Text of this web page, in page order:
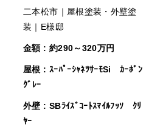
二本松市｜屋根塗装・外壁塗
装｜E様邸
金額 : 約290～320万円
屋根 : ｽｰﾊﾟｰｼｬﾈﾂｻｰﾓSi ｶｰﾎﾞﾝ
ｸﾞﾚｰ
外壁 : SBﾗｲｽﾞｺｰﾄｽﾏｲﾙﾌｯｿ ｸﾘ
ﾔｰ